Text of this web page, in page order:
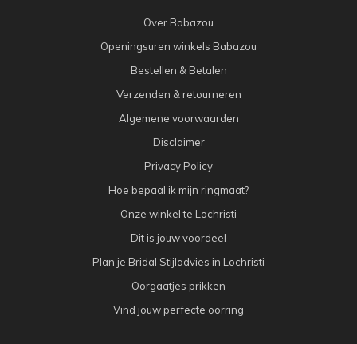
Over Babazou
Openingsuren winkels Babazou
Bestellen & Betalen
Verzenden & retourneren
Algemene voorwaarden
Disclaimer
Privacy Policy
Hoe bepaal ik mijn ringmaat?
Onze winkel te Lochristi
Dit is jouw voordeel
Plan je Bridal Stijladvies in Lochristi
Oorgaatjes prikken
Vind jouw perfecte oorring